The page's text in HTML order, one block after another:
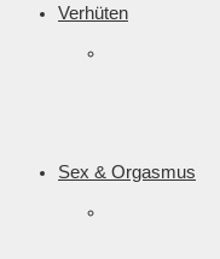
Verhüten
Sex & Orgasmus